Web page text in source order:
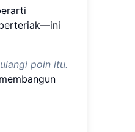
poin itu.